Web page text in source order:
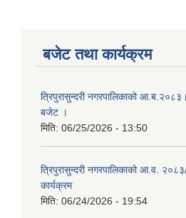
बजेट तथा कार्यक्रम
त्रिपुरासुन्दरी नगरपालिकाको
बजेट ।
मिति: 06/25/2026 - 13:50
त्रिपुरासुन्दरी नगरपालिकाको आ.व.
कार्यक्रम
मिति: 06/24/2026 - 19:54